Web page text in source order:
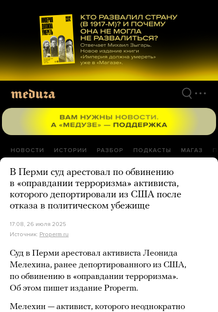
материалам
НОВОСТИ ИСТОРИИ РАЗБОР ПОДКАСТЫ МАГАЗ
В Перми суд арестовал по обвинению
в «оправдании терроризма» активиста,
которого депортировали из США после
отказа в политическом убежище
17:08, 26 июля 2025
Источник: Properm.ru
Суд в Перми арестовал активиста Леонида
Мелехина, ранее депортированного из США,
по обвинению в «оправдании терроризма».
Об этом пишет издание Properm.
Мелехин — активист, которого неоднократно